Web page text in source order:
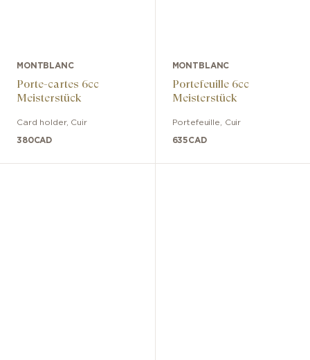
MONTBLANC
Porte-cartes 6cc
Meisterstück
Card holder, Cuir
380CAD
MONTBLANC
Portefeuille 6cc
Meisterstück
Portefeuille Cuir
635CAD